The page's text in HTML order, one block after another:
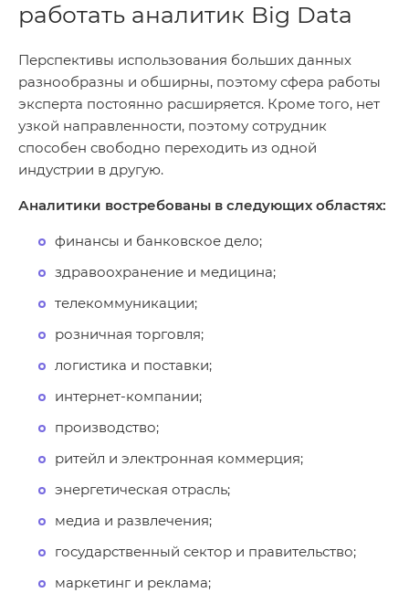
работать аналитик Big Data
Перспективы использования больших данных
разнообразны и обширны, поэтому сфера работы
эксперта постоянно расширяется. Кроме того, нет
узкой направленности, поэтому сотрудник
способен свободно переходить из одной
индустрии в другую.
Аналитики востребованы в следующих областях:
финансы и банковское дело;
здравоохранение и медицина;
телекоммуникации;
розничная торговля;
логистика и поставки;
интернет-компании;
производство;
ритейл и электронная коммерция;
энергетическая отрасль;
медиа и развлечения;
государственный сектор и правительство;
маркетинг и реклама;